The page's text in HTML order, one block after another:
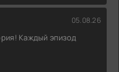
05.08.26
Каждый эпизод